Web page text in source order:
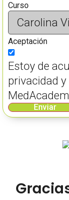
Curso
Aceptación
Estoy de
privacidad
Enviar